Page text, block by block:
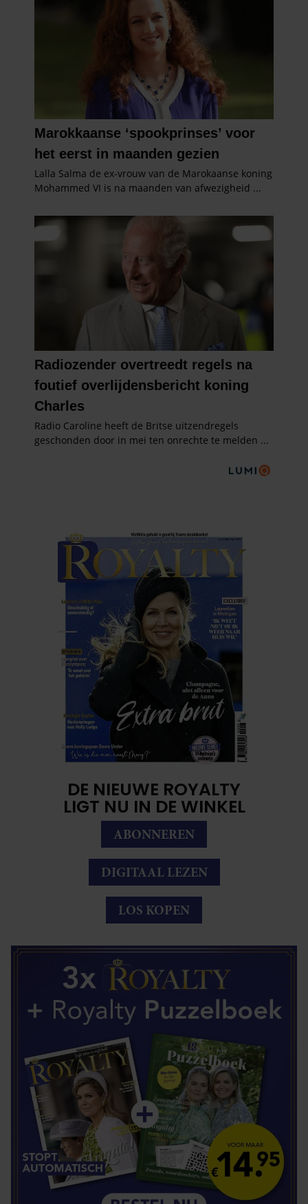
DE NIEUWE ROYALTY
LIGT NU IN DE WINKEL
ABONNEREN
DIGITAAL LEZEN
LOS KOPEN